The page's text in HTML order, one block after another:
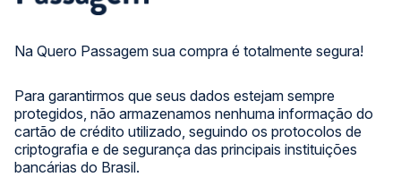
Na Quero Passagem sua compra é totalmente segura!
Para garantirmos que seus dados estejam sempre
protegidos, não armazenamos nenhuma informação do
cartão de crédito utilizado, seguindo os protocolos de
criptografia e de segurança das principais instituições
bancárias do Brasil.